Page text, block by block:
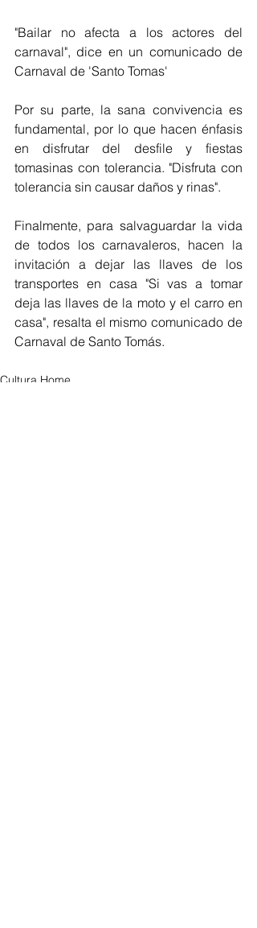
"Bailar no afecta a los actores del
carnaval", dice en un comunicado de
Carnaval de 'Santo Tomas'
Por su parte, la sana convivencia es
fundamental, por lo que hacen énfasis
en disfrutar del desfile y fiestas
tomasinas con tolerancia. "Disfruta con
tolerancia sin causar daños y rinas".
Finalmente, para salvaguardar la vida
de todos los carnavaleros, hacen la
invitación a dejar las llaves de los
transportes en casa "Si vas a tomar
deja las llaves de la moto y el carro en
casa", resalta el mismo comunicado de
Carnaval de Santo Tomás.
Cultura Home